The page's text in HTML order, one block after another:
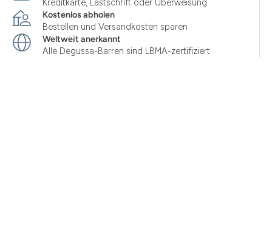
Kreditkarte, Lastschrift oder Überweisung
Kostenlos abholen
Bestellen und Versandkosten sparen
Weltweit anerkannt
Alle Degussa-Barren sind LBMA-zertifiziert